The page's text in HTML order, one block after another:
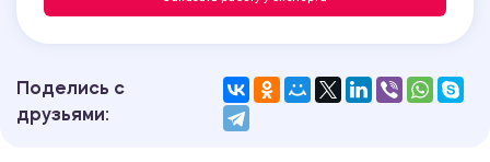
Поделись с
друзьями: